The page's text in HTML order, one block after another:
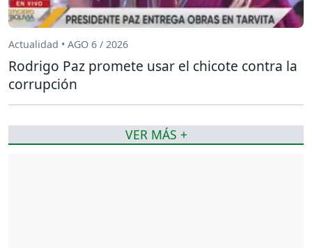
Actualidad • AGO 6 / 2026
Rodrigo Paz promete usar el chicote contra la
corrupción
VER MÁS +